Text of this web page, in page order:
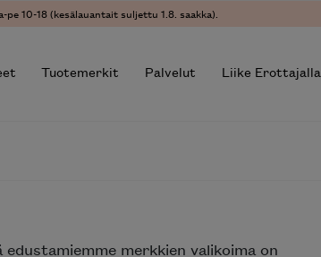
10-18 (kesälauantait suljettu 1.8. saakka).
Tuotemerkit Palvelut Liike Erottajalla
merkkien valikoima on